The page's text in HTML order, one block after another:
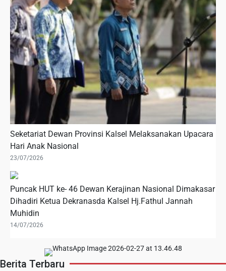
Seketariat Dewan Provinsi Kalsel Melaksanakan Upacara
Hari Anak Nasional
23/07/2026
Puncak HUT ke- 46 Dewan Kerajinan Nasional Dimakasar
Dihadiri Ketua Dekranasda Kalsel Hj.Fathul Jannah
Muhidin
14/07/2026
Berita Terbaru